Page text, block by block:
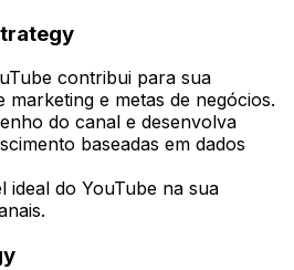
contribui para sua
marketing e metas de negócios.
do canal e desenvolva
baseadas em dados
ideal do YouTube na sua